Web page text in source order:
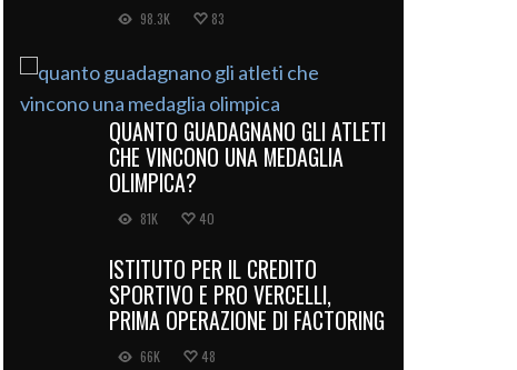
98.3K 83
QUANTO GUADAGNANO GLI ATLETI
CHE VINCONO UNA MEDAGLIA
OLIMPICA?
81K 40
ISTITUTO PER IL CREDITO
SPORTIVO E PRO VERCELLI,
PRIMA OPERAZIONE DI FACTORING
66K 48